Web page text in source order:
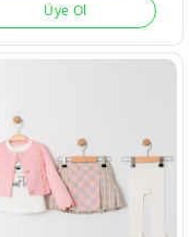
BEYAZ SIYAH
Üye Ol